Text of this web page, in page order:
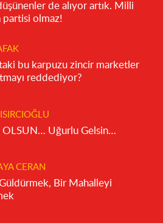
de alıyor artık. Milli
partisi olmaz!
bu karpuzu zincir marketler
reddediyor?
HAYIRLI OLSUN… Uğurlu Gelsin…
CERAN
Bir Mahalleyi